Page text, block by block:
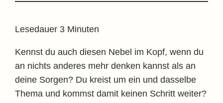
Lesedauer 3 Minuten
Kennst du auch diesen Nebel im Kopf, wenn du
an nichts anderes mehr denken kannst als an
deine Sorgen? Du kreist um ein und dasselbe
Thema und kommst damit keinen Schritt weiter?